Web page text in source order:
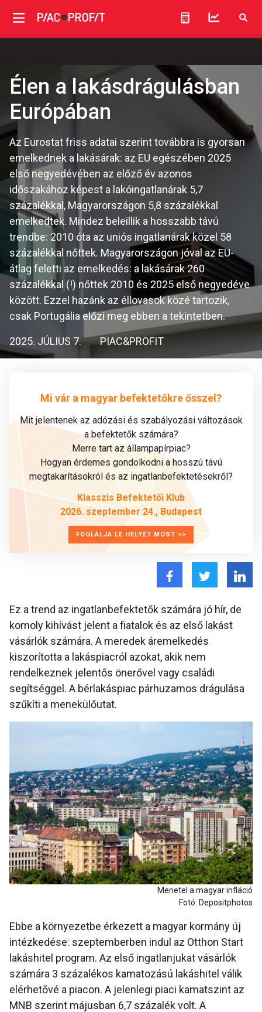
Élen a lakásdrágulásban
Európában
Az Eurostat friss adatai szerint továbbra is gyorsan
emelkednek a lakásárak: az EU egészében 2025
első negyedévében az előző év azonos
időszakához képest a lakóingatlanárak 5,7
százalékkal, Magyarországon 5,8 százalékkal
emelkedtek. Mindez beleillik a hosszabb távú
trendbe: 2010 óta az uniós ingatlanárak közel 58
százalékkal nőttek. Magyarországon jóval az EU-
átlag feletti az emelkedés: a lakásárak 260
százalékkal (!) nőttek 2010 és 2025 első negyedéve
között. Ezzel hazánk az éllovasok közé tartozik,
csak Portugália előzi meg ebben a tekintetben.
2025. JÚLIUS 7. PIAC&PROFIT
Mi vár a magyar befektetőkre ősszel?
Mit jelentenek az adózási és szabályozási változások
a befektetők számára?
Merre tart az állampapírpiac?
Hogyan érdemes gondolkodni a hosszú távú
megtakarításokról és az ingatlanbefektetésekről?
Klasszis Befektetői Klub
2026. szeptember 24., Budapest
FOGLALJA LE HELYÉT MOST >>
Ez a trend az ingatlanbefektetők számára jó hír, de
komoly kihívást jelent a fiatalok és az első lakást
vásárlók számára. A meredek áremelkedés
kiszorította a lakáspiacról azokat, akik nem
rendelkeznek jelentős önerővel vagy családi
segítséggel. A bérlakáspiac párhuzamos drágulása
szűkíti a menekülőutat.
Menetel a magyar infláció
Fotó: Depositphotos
Ebbe a környezetbe érkezett a magyar kormány új
intézkedése: szeptemberben indul az Otthon Start
lakáshitel program. Az első ingatlanjukat vásárlók
számára 3 százalékos kamatozású lakáshitel válik
elérhetővé a piacon. A jelenlegi piaci kamatszint az
MNB szerint májusban 6,7 százalék volt. A